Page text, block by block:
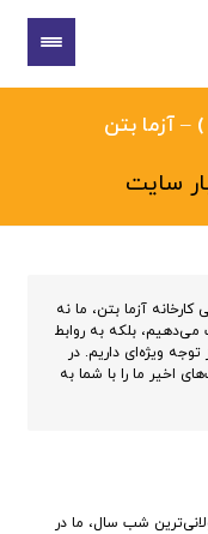
– آزما بتن
سایت
آزما بتن، ما نه
می‌دهیم، بلکه به روابط
توجه ویژه‌ای داریم. در
اخیر ما را با شما به
شب سال، ما در